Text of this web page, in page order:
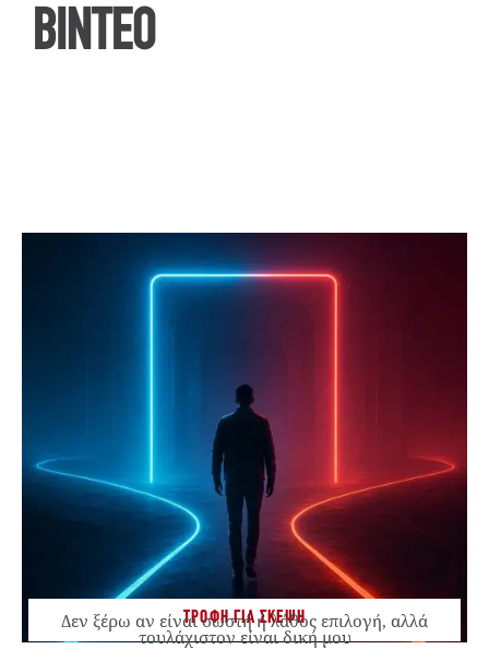
ΒΙΝΤΕΟ
ΤΡΟΦΗ ΓΙΑ ΣΚΕΨΗ
Δεν ξέρω αν είναι σωστή ή λάθος επιλογή, αλλά
τουλάχιστον είναι δική μου